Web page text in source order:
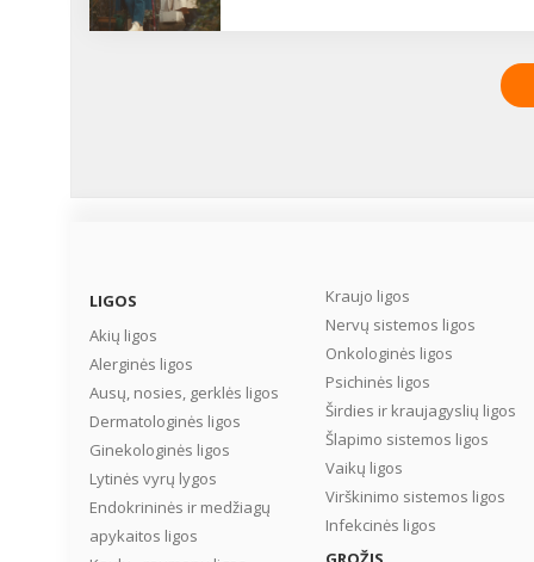
LIGOS
Akių ligos
Alerginės ligos
Ausų, nosies, gerklės ligos
Dermatologinės ligos
Ginekologinės ligos
Lytinės vyrų lygos
Endokrininės ir medžiagų
apykaitos ligos
Kraujo ligos
Nervų sistemos ligos
Onkologinės ligos
Psichinės ligos
Širdies ir kraujagyslių ligos
Šlapimo sistemos ligos
Vaikų ligos
Virškinimo sistemos ligos
Infekcinės ligos